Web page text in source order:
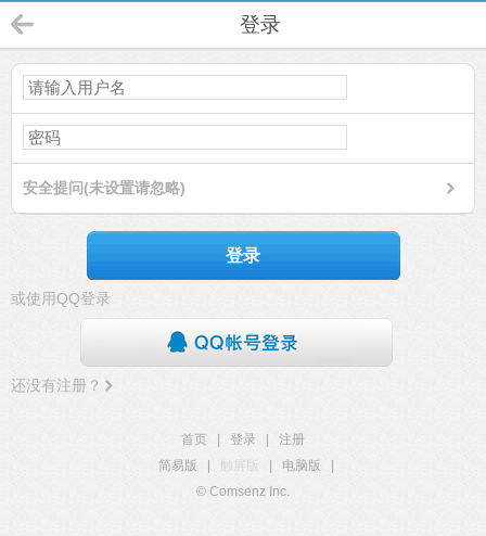
登录
安全提问(未设置请忽略)
登录
或使用QQ登录
还没有注册？
首页 登录
注册
简易版
触屏版 电脑版
© Comsenz Inc.